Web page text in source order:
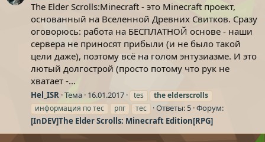
The Elder Scrolls:Minecraft - это Minecraft проект,
основанный на Вселенной Древних Свитков. Сразу
оговорюсь: работа на БЕСПЛАТНОЙ основе - наши
сервера не приносят прибыли (и не было такой
цели даже), поэтому всё на голом энтузиазме. И это
лютый долгострой (просто потому что рук не
хватает -...
Hel_ISR Тема 16.01.2017 tes theelderscrolls
информация по тес
рпг тес Ответы: 5 Форум:
[InDEV]The Elder Scrolls: Minecraft Edition[RPG]